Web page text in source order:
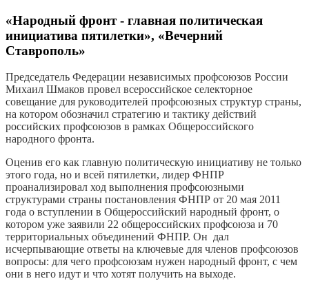
«Народный фронт - главная политическая
инициатива пятилетки», «Вечерний
Ставрополь»
Председатель Федерации независимых профсоюзов России
Михаил Шмаков провел всероссийское селекторное
совещание для руководителей профсоюзных структур страны,
на котором обозначил стратегию и тактику действий
российских профсоюзов в рамках Общероссийского
народного фронта.
Оценив его как главную политическую инициативу не только
этого года, но и всей пятилетки, лидер ФНПР
проанализировал ход выполнения профсоюзными
структурами страны постановления ФНПР от 20 мая 2011
года о вступлении в Общероссийский народный фронт, о
котором уже заявили 22 общероссийских профсоюза и 70
территориальных объединений ФНПР. Он дал
исчерпывающие ответы на ключевые для членов профсоюзов
вопросы: для чего профсоюзам нужен народный фронт, с чем
они в него идут и что хотят получить на выходе.